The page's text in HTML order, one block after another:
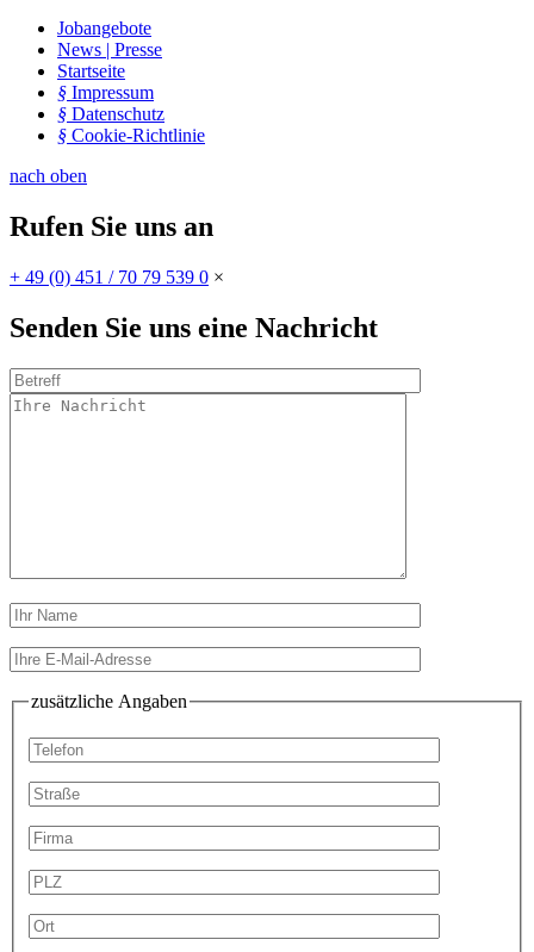
Jobangebote
News | Presse
Startseite
§ Impressum
§ Datenschutz
§ Cookie-Richtlinie
nach oben
Rufen Sie uns an
+ 49 (0) 451 / 70 79 539 0 ×
Senden Sie uns eine Nachricht
zusätzliche Angaben